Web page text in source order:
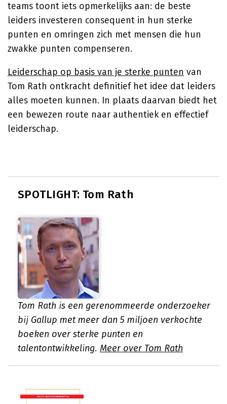
teams toont iets opmerkelijks aan: de beste
leiders investeren consequent in hun sterke
punten en omringen zich met mensen die hun
zwakke punten compenseren.
Leiderschap op basis van je sterke punten van
Tom Rath ontkracht definitief het idee dat leiders
alles moeten kunnen. In plaats daarvan biedt het
een bewezen route naar authentiek en effectief
leiderschap.
SPOTLIGHT: Tom Rath
Tom Rath is een gerenommeerde onderzoeker
bij Gallup met meer dan 5 miljoen verkochte
boeken over sterke punten en
talentontwikkeling. Meer over Tom Rath